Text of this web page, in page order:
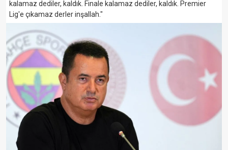
kalamaz dediler, kaldık. Finale kalamaz dediler, kaldık. Premier
Lig'e çıkamaz derler inşallah."